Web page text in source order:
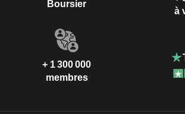
Boursier
à
+ 1 300 000
membres